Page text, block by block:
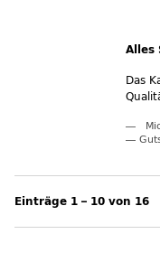
Alles
Das
Einträge 1 – 10 von 16